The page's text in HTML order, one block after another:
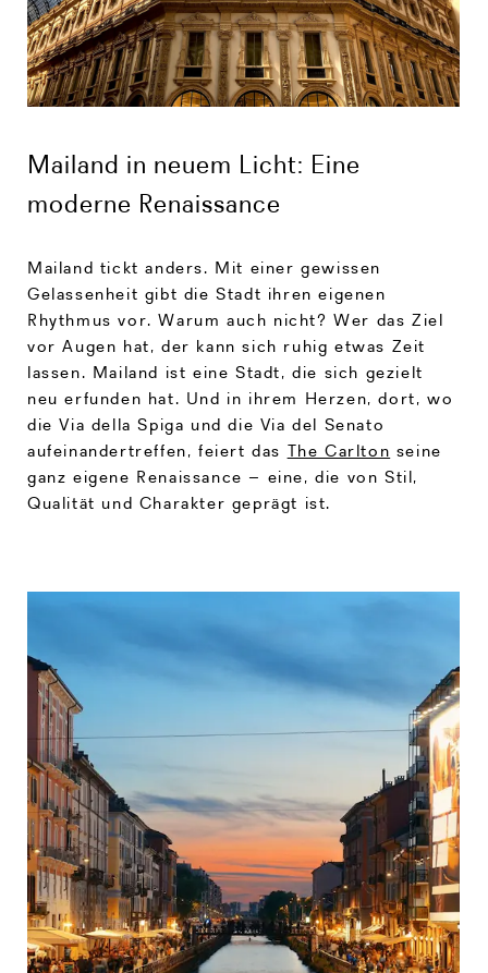
Mailand in neuem Licht: Eine
moderne Renaissance
Mailand tickt anders. Mit einer gewissen
Gelassenheit gibt die Stadt ihren eigenen
Rhythmus vor. Warum auch nicht? Wer das Ziel
vor Augen hat, der kann sich ruhig etwas Zeit
lassen. Mailand ist eine Stadt, die sich gezielt
neu erfunden hat. Und in ihrem Herzen, dort, wo
die Via della Spiga und die Via del Senato
aufeinandertreffen, feiert das The Carlton seine
ganz eigene Renaissance – eine, die von Stil,
Qualität und Charakter geprägt ist.